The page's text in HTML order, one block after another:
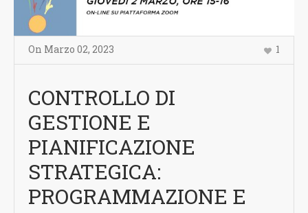
On Marzo 02, 2023 1
CONTROLLO DI
GESTIONE E
PIANIFICAZIONE
STRATEGICA:
PROGRAMMAZIONE E